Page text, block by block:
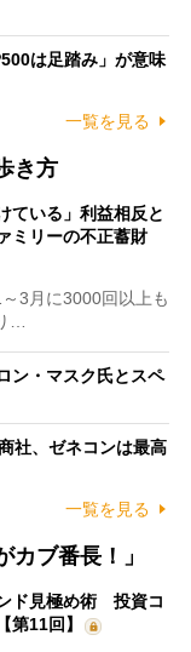
は足踏み」が意味
一覧を見る
き方
ている」利益相反と
ミリーの不正蓄財
3月に3000回以上も
…
ン・マスク氏とスペ
社、ゼネコンは最高
一覧を見る
ブ番長！」
ド見極め術 投資コ
第11回】